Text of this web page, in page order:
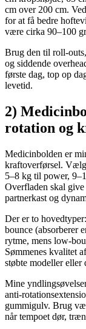
cm over 200 cm.
for at få bedre
være cirka 90–100
Brug den til roll-
og siddende
første dag, top op
levetid.
2)
rotation og
Medicinbolden er
kraftoverførsel.
5–8 kg til power,
Overfladen skal
partnerkast og
Der er to
bounce (absorberer
rytme, mens low-
Sømmenes kvalitet
støbte modeller eller
Mine
anti-
gummigulv. Brug
når tempoet dør,